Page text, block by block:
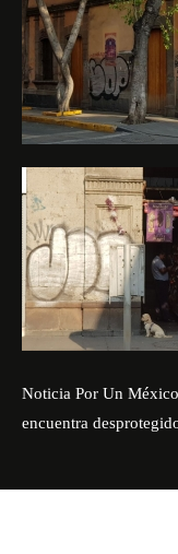
Noticia Por Un
encuentra